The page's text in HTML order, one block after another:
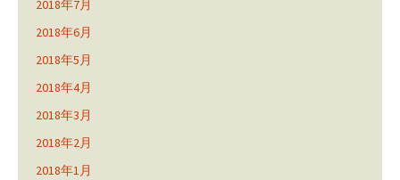
2018年7月
2018年6月
2018年5月
2018年4月
2018年3月
2018年2月
2018年1月